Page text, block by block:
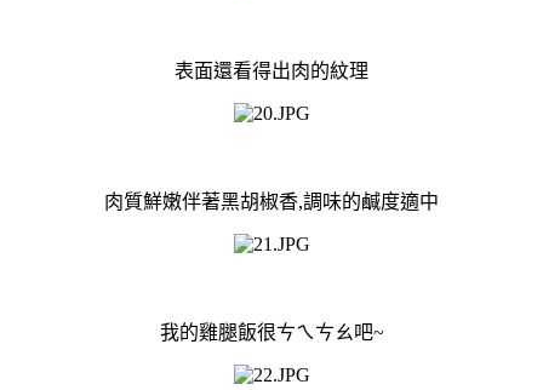
表面還看得出肉的紋理
肉質鮮嫩伴著黑胡椒香,調味的鹹度適中
我的雞腿飯很ㄘㄟㄘㄠ吧~